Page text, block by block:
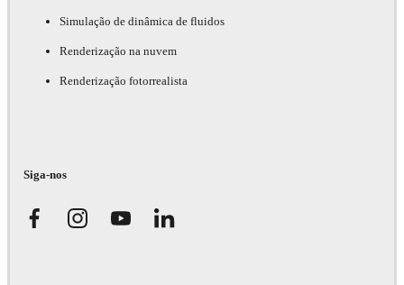
Simulação de dinâmica de fluidos
Renderização na nuvem
Renderização fotorrealista
Siga-nos